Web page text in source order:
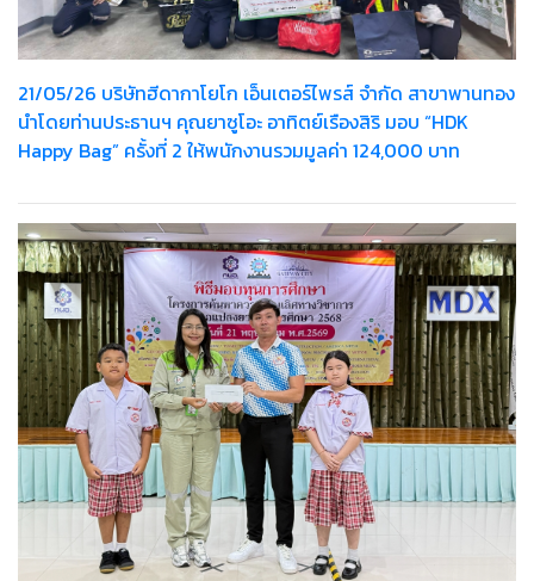
21/05/26 บริษัทฮีดากาโยโก เอ็นเตอร์ไพรส์ จำกัด สาขาพานทอง
นำโดยท่านประธานฯ คุณยาซูโอะ อาทิตย์เรืองสิริ มอบ “HDK
Happy Bag” ครั้งที่ 2 ให้พนักงานรวมมูลค่า 124,000 บาท